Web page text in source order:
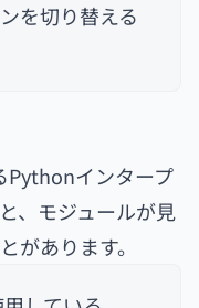
を切り替える
Pythonインタープ
、モジュールが見
があります。